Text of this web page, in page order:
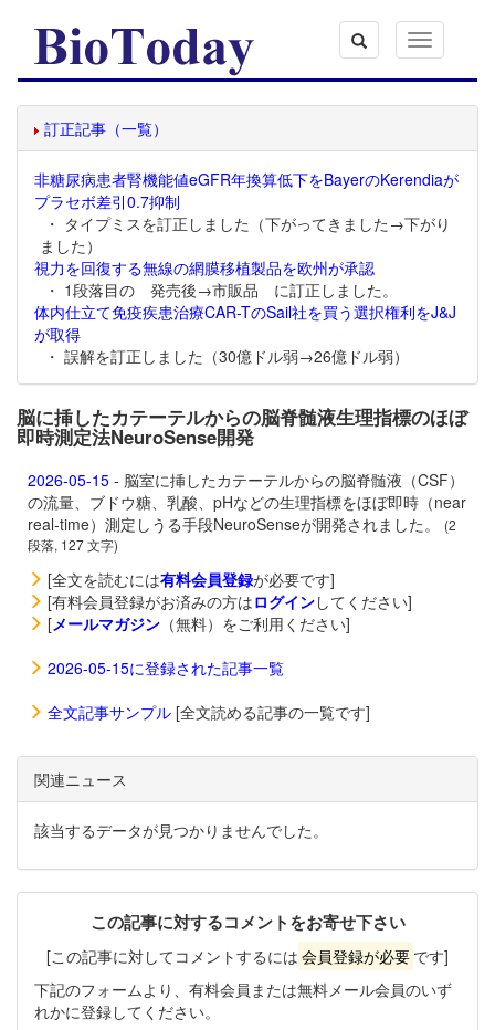
Toggle
navigation
訂正記事（一覧）
非糖尿病患者腎機能値eGFR年換算低下をBayerのKerendiaが
プラセボ差引0.7抑制
・ タイプミスを訂正しました（下がってきました→下がり
ました）
視力を回復する無線の網膜移植製品を欧州が承認
・ 1段落目の 発売後→市販品 に訂正しました。
体内仕立て免疫疾患治療CAR-TのSail社を買う選択権利をJ&J
が取得
・ 誤解を訂正しました（30億ドル弱→26億ドル弱）
脳に挿したカテーテルからの脳脊髄液生理指標のほぼ
即時測定法NeuroSense開発
2026-05-15 - 脳室に挿したカテーテルからの脳脊髄液（CSF）
の流量、ブドウ糖、乳酸、pHなどの生理指標をほぼ即時（near
real-time）測定しうる手段NeuroSenseが開発されました。
(2
段落, 127 文字)
[全文を読むには有料会員登録が必要です]
[有料会員登録がお済みの方はログインしてください]
[メールマガジン （無料）をご利用ください]
2026-05-15に登録された記事一覧
全文記事サンプル [全文読める記事の一覧です]
関連ニュース
該当するデータが見つかりませんでした。
この記事に対するコメントをお寄せ下さい
[この記事に対してコメントするには 会員登録が必要 です]
下記のフォームより、有料会員または無料メール会員のいず
れかに登録してください。